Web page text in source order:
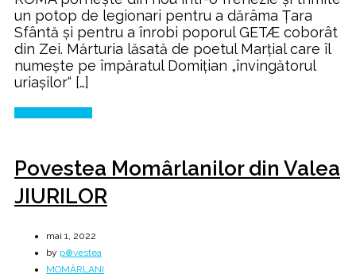
un potop de legionari pentru a dărâma Țara
Sfântă și pentru a înrobi poporul GETÆ coborât
din Zei. Mărturia lăsată de poetul Marțial care îl
numește pe împăratul Domițian „învingătorul
uriașilor“ […]
Povestea Momârlanilor din Valea
JIURILOR
mai 1, 2022
by p⊕vestea
MOMÂRLANI